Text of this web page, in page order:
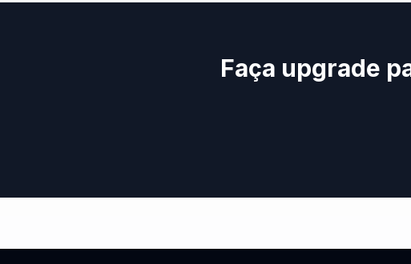
Faça upgrade